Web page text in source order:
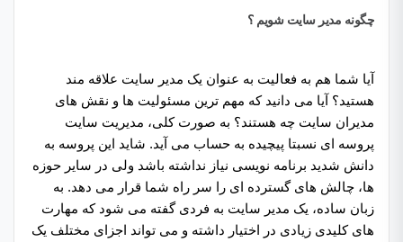
چگونه مدیر سایت شویم ؟
آیا شما هم به فعالیت به عنوان یک مدیر سایت علاقه مند
هستید؟ آیا می دانید که مهم ترین مسئولیت ها و نقش های
مدیران سایت چه هستند؟ به صورت کلی، مدیریت سایت
پروسه ای نسبتا پیچیده به حساب می آید. شاید این پروسه به
دانش شدید برنامه نویسی نیاز نداشته باشد ولی در سایر حوزه
ها، چالش های گسترده ای را سر راه شما قرار می دهد. به
زبان ساده، یک مدیر سایت به فردی گفته می شود که مهارت
های کلیدی زیادی در اختیار داشته و می تواند اجزای مختلف یک